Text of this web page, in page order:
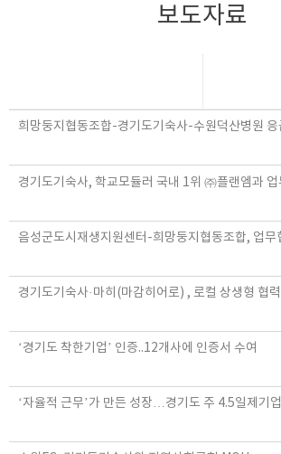
보도자료
‘경기도 착한기업’ 인증..12개사에 인증서 수여
‘자율적 근무’가 만든 성장…경기도 주 4.5일제기업